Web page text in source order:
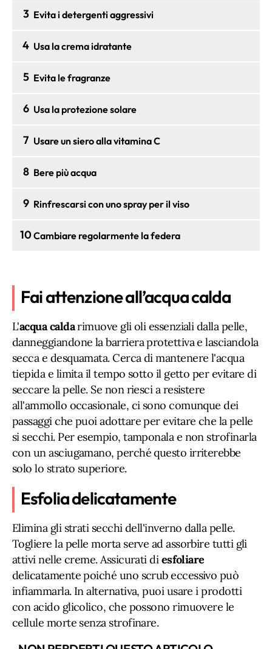
3 Evita i detergenti aggressivi
4 Usa la crema idratante
5 Evita le fragranze
6 Usa la protezione solare
7 Usare un siero alla vitamina C
8 Bere più acqua
9 Rinfrescarsi con uno spray per il viso
10Cambiare regolarmente la federa
Fai attenzione all’acqua calda
L'acqua caldarimuove gli oli essenziali dalla pelle,
danneggiandone la barriera protettiva e lasciandola
secca e desquamata. Cerca di mantenere l'acqua
tiepida e limita il tempo sotto il getto per evitare di
seccare la pelle. Se non riesci a resistere
all'ammollo occasionale, ci sono comunque dei
passaggi che puoi adottare per evitare che la pelle
si secchi. Per esempio, tamponala e non strofinarla
con un asciugamano, perché questo irriterebbe
solo lo strato superiore.
Esfolia delicatamente
Elimina gli strati secchi dell'inverno dalla pelle.
Togliere la pelle morta serve ad assorbire tutti gli
attivi nelle creme. Assicurati diesfoliare
delicatamente poiché uno scrub eccessivo può
infiammarla. In alternativa, puoi usare i prodotti
con acido glicolico, che possono rimuovere le
cellule morte senza strofinare.